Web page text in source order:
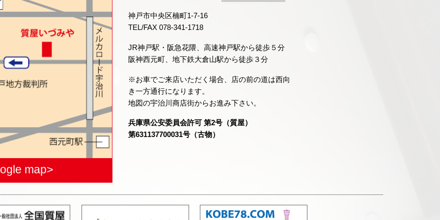
map>
神戸市中央区楠町1-7-16
TEL/FAX 078-341-1718
JR神戸駅・阪急花隈、高速神戸駅から徒歩５分
阪神西元町、地下鉄大倉山駅から徒歩３分
※お車でご来店いただく場合、店の前の道は西向
き一方通行になります。
地図の宇治川商店街からお進み下さい。
兵庫県公安委員会許可 第2号（質屋）
第631137700031号（古物）